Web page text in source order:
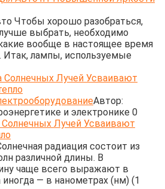
Чтобы хорошо разобраться,
выбрать, необходимо
вообще в настоящее время
лампы, используемые
Солнечных Лучей Усваивают
Автор:
и электронике 0
радиация состоит из
раз­личной длины. В
чаще всего выражают в
— в нанометрах (нм) (1